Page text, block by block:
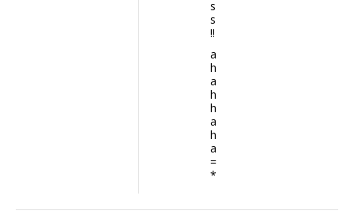
s
s
!!
a
h
a
h
h
a
h
a
=
*